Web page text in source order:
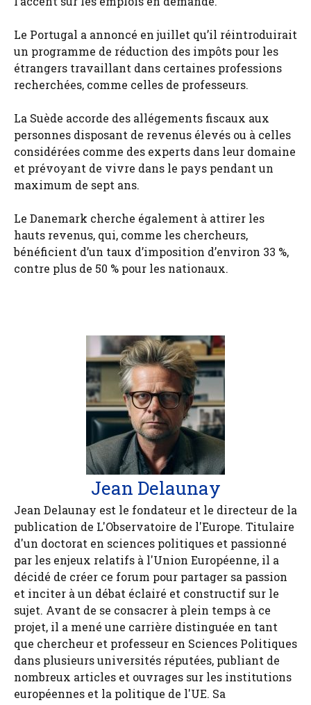
Le Portugal a annoncé en juillet qu’il réintroduirait
un programme de réduction des impôts pour les
étrangers travaillant dans certaines professions
recherchées, comme celles de professeurs.
La Suède accorde des allégements fiscaux aux
personnes disposant de revenus élevés ou à celles
considérées comme des experts dans leur domaine
et prévoyant de vivre dans le pays pendant un
maximum de sept ans.
Le Danemark cherche également à attirer les
hauts revenus, qui, comme les chercheurs,
bénéficient d’un taux d’imposition d’environ 33 %,
contre plus de 50 % pour les nationaux.
Jean Delaunay
Jean Delaunay est le fondateur et le directeur de la
publication de L'Observatoire de l'Europe. Titulaire
d'un doctorat en sciences politiques et passionné
par les enjeux relatifs à l'Union Européenne, il a
décidé de créer ce forum pour partager sa passion
et inciter à un débat éclairé et constructif sur le
sujet. Avant de se consacrer à plein temps à ce
projet, il a mené une carrière distinguée en tant
que chercheur et professeur en Sciences Politiques
dans plusieurs universités réputées, publiant de
nombreux articles et ouvrages sur les institutions
européennes et la politique de l'UE. Sa